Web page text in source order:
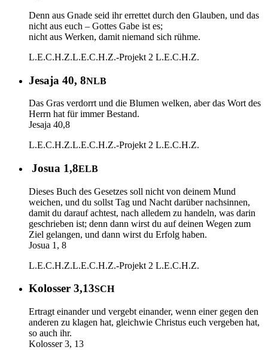
Denn aus Gnade seid ihr errettet durch den Glauben, und das
nicht aus euch – Gottes Gabe ist es;
nicht aus Werken, damit niemand sich rühme.
L.E.C.H.Z.L.E.C.H.Z.-Projekt 2 L.E.C.H.Z.
Jesaja 40, 8NLB
Das Gras verdorrt und die Blumen welken, aber das Wort des
Herrn hat für immer Bestand.
Jesaja 40,8
L.E.C.H.Z.L.E.C.H.Z.-Projekt 2 L.E.C.H.Z.
Josua 1,8ELB
Dieses Buch des Gesetzes soll nicht von deinem Mund
weichen, und du sollst Tag und Nacht darüber nachsinnen,
damit du darauf achtest, nach alledem zu handeln, was darin
geschrieben ist; denn dann wirst du auf deinen Wegen zum
Ziel gelangen, und dann wirst du Erfolg haben.
Josua 1, 8
L.E.C.H.Z.L.E.C.H.Z.-Projekt 2 L.E.C.H.Z.
Kolosser 3,13SCH
Ertragt einander und vergebt einander, wenn einer gegen den
anderen zu klagen hat, gleichwie Christus euch vergeben hat,
so auch ihr.
Kolosser 3, 13